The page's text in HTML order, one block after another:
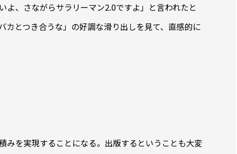
よ、さながらサラリーマン2.0ですよ」と言われたと
カとつき合うな」の好調な滑り出しを見て、直感的に
みを実現することになる。出版するということも大変